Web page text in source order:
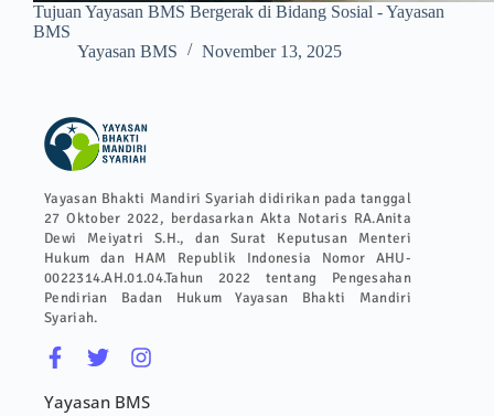
Tujuan Yayasan BMS Bergerak di Bidang Sosial - Yayasan
BMS
Yayasan BMS
November 13, 2025
Yayasan Bhakti Mandiri Syariah didirikan pada tanggal
27 Oktober 2022, berdasarkan Akta Notaris RA.Anita
Dewi Meiyatri S.H., dan Surat Keputusan Menteri
Hukum dan HAM Republik Indonesia Nomor AHU-
0022314.AH.01.04.Tahun 2022 tentang Pengesahan
Pendirian Badan Hukum Yayasan Bhakti Mandiri
Syariah.
Yayasan BMS